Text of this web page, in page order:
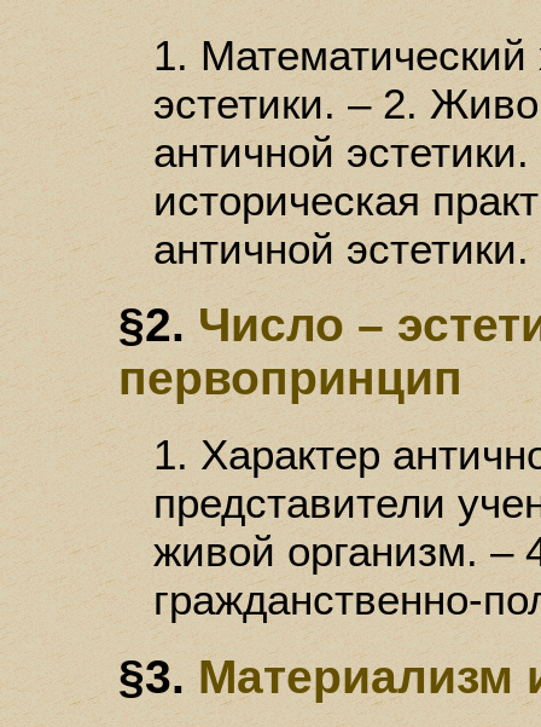
1. Математический
эстетики. – 2.
античной
историческая
античной эстетики.
§2. Число –
первопринцип
1. Характер
представители
живой организм. –
гражданственно-
§3. Материализм